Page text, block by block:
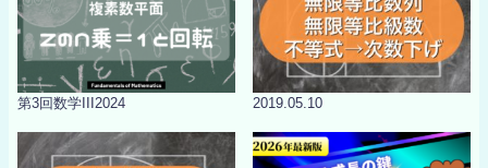
第3回数学III2024 2019.05.10